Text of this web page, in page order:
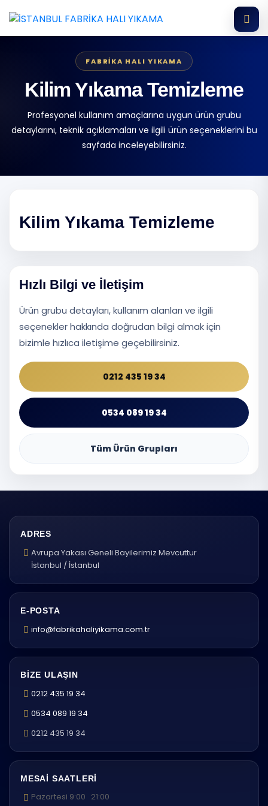
FABRIKA HALI YIKAMA
Kilim Yıkama Temizleme
Profesyonel kullanım amaçlarına uygun ürün grubu
detaylarını, teknik açıklamaları ve ilgili ürün seçeneklerini bu
sayfada inceleyebilirsiniz.
Kilim Yıkama Temizleme
Hızlı Bilgi ve İletişim
Ürün grubu detayları, kullanım alanları ve ilgili
seçenekler hakkında doğrudan bilgi almak için
bizimle hızlıca iletişime geçebilirsiniz.
0212 435 19 34
0534 089 19 34
Tüm Ürün Grupları
ADRES
Avrupa Yakası Geneli Bayilerimiz Mevcuttur
İstanbul / İstanbul
E-POSTA
info@fabrikahaliyikama.com.tr
BIZE ULAŞIN
0212 435 19 34
0534 089 19 34
0212 435 19 34
MESAI SAATLERI
Pazartesi 9:00 21:00